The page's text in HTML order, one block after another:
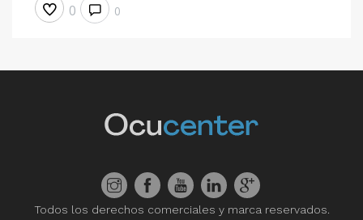
0 0
Todos los derechos comerciales y marca reservados.